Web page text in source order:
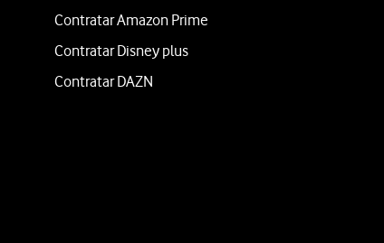
Contratar Amazon Prime
Contratar Disney plus
Contratar DAZN